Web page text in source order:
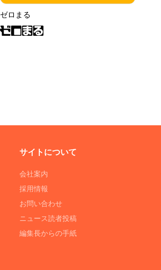
ゼロまる
サイトについて
会社案内
採用情報
お問い合わせ
ニュース読者投稿
編集長からの手紙